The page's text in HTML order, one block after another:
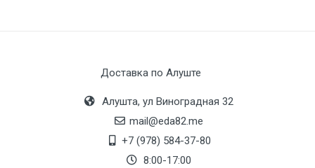
Доставка по Алуште
Алушта, ул Виноградная 32
mail@eda82.me
+7 (978) 584-37-80
8:00-17:00